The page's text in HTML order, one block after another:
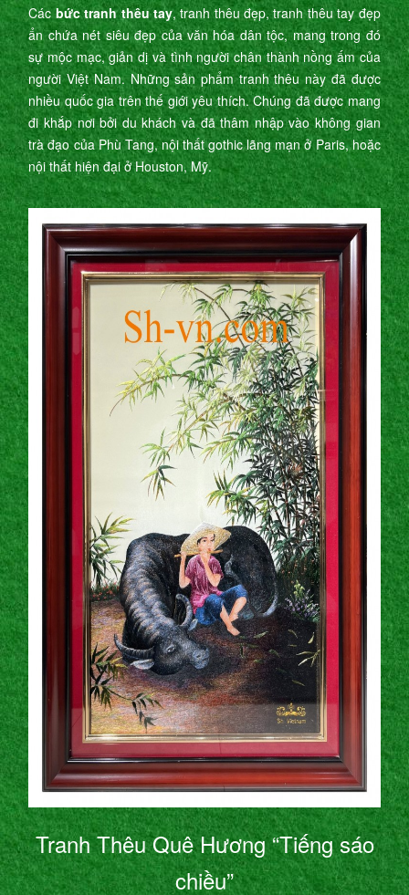
Cácbức tranh thêu tay, tranh thêu đẹp, tranh thêu tay đẹp
ẩn chứa nét siêu đẹp của văn hóa dân tộc, mang trong đó
sự mộc mạc, giản dị và tình người chân thành nồng ấm của
người Việt Nam. Những sản phẩm tranh thêu này đã được
nhiều quốc gia trên thế giới yêu thích. Chúng đã được mang
đi khắp nơi bởi du khách và đã thâm nhập vào không gian
trà đạo của Phù Tang, nội thất gothic lãng mạn ở Paris, hoặc
nội thất hiện đại ở Houston, Mỹ.
Tranh Thêu Quê Hương “Tiếng sáo
chiều”